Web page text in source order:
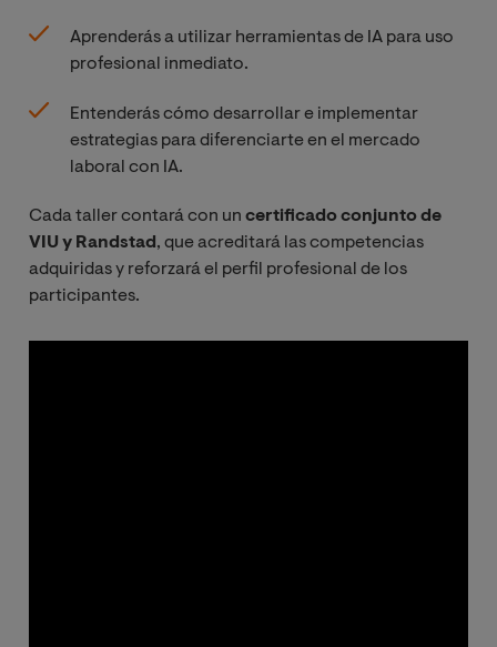
Aprenderás a utilizar herramientas de IA para uso
profesional inmediato.
Entenderás cómo desarrollar e implementar
estrategias para diferenciarte en el mercado
laboral con IA.
Cada taller contará con un certificado conjunto de
VIU y Randstad , que acreditará las competencias
adquiridas y reforzará el perfil profesional de los
participantes.